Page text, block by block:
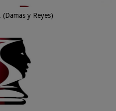
y Reyes)